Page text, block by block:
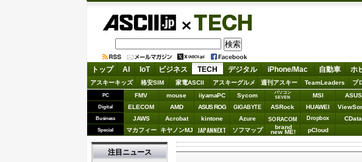
TECH
トップ AI IoT ビジネス TECH デジタル iPhone/Mac 自動車 ホ
アスキーキッズ 格安SIM 家電ASCII アスキーグルメ 週刊アスキー TeamLeaders プ
PC FMV mouse iiyamaPC Sycom
パソコン
SEVEN
MSI ASUS
Digital ELECOM AMD ASUS ROG GIGABYTE ASRock HUAWEI
Business JAWS Acrobat kintone Azure SORACOM Dropbox CData
Special マカフィー キヤノンMJ JAPANNEXT ソフマップ brand
new ME! pCloud
注目ニュース